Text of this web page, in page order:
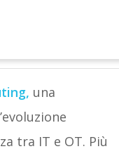
una
tra IT e OT. Più